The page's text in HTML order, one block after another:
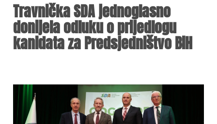
Travnička SDA jednoglasno
donijela odluku o prijedlogu
kanidata za Predsjedništvo BiH